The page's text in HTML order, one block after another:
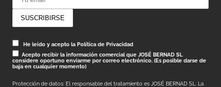
He leído y acepto la Política de Privacidad
Acepto recibir la información comercial que JOSÉ BERNAD SL
considere oportuno enviarme por correo electrónico. (Es posible darse de
baja en cualquier momento)
Protección de datos: El responsable del tratamiento es JOSÉ BERNAD SL. La